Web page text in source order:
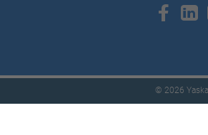
© 2026